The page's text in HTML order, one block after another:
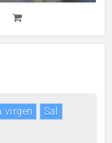
virgen sal